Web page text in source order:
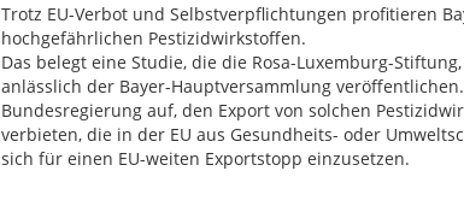
Trotz EU-Verbot und Selbstverpflichtungen profitieren
hochgefährlichen Pestizidwirkstoffen.
Das belegt eine Studie, die die Rosa-Luxemburg-
anlässlich der Bayer-Hauptversammlung
Bundesregierung auf, den Export von solchen
verbieten, die in der EU aus Gesundheits- oder
sich für einen EU-weiten Exportstopp einzusetzen.